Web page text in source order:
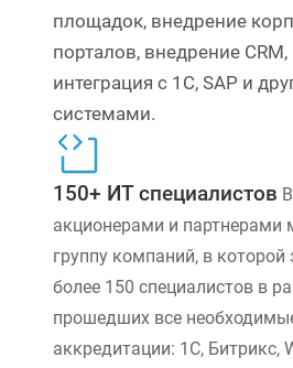
площадок, внедрение
порталов, внедрение CRM,
интеграция с 1С, SAP и
системами.
150+ ИТ специалистов
акционерами и партнерами
группу компаний, в которой
более 150 специалистов в
прошедших все
аккредитации: 1С, Битрикс,